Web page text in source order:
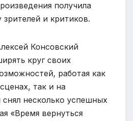
получила
и критиков.
Консовский
круг своих
работая как
так и на
снял несколько успешных
«Время вернуться